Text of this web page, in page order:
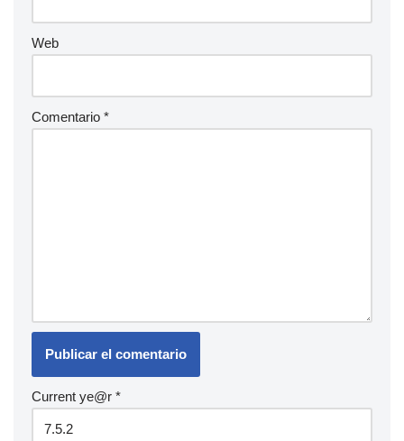
Web
Comentario *
Current ye@r *